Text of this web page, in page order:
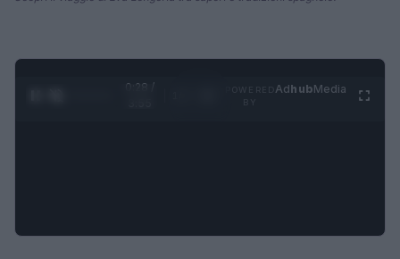
0:28 /
AdhubMedia